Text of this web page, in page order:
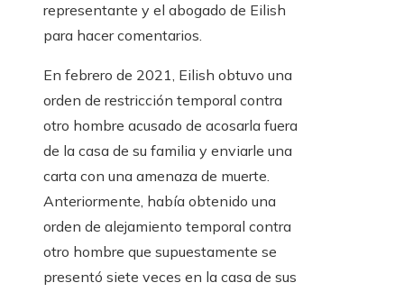
representante y el abogado de Eilish
para hacer comentarios.
En febrero de 2021, Eilish obtuvo una
orden de restricción temporal contra
otro hombre acusado de acosarla fuera
de la casa de su familia y enviarle una
carta con una amenaza de muerte.
Anteriormente, había obtenido una
orden de alejamiento temporal contra
otro hombre que supuestamente se
presentó siete veces en la casa de sus